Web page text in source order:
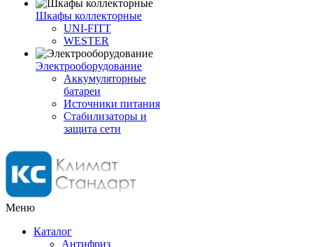
Шкафы коллекторные
UNI-FITT
WESTER
Электрооборудование
Аккумуляторные
батареи
Источники питания
Стабилизаторы и
защита сети
Меню
Каталог
Антифриз